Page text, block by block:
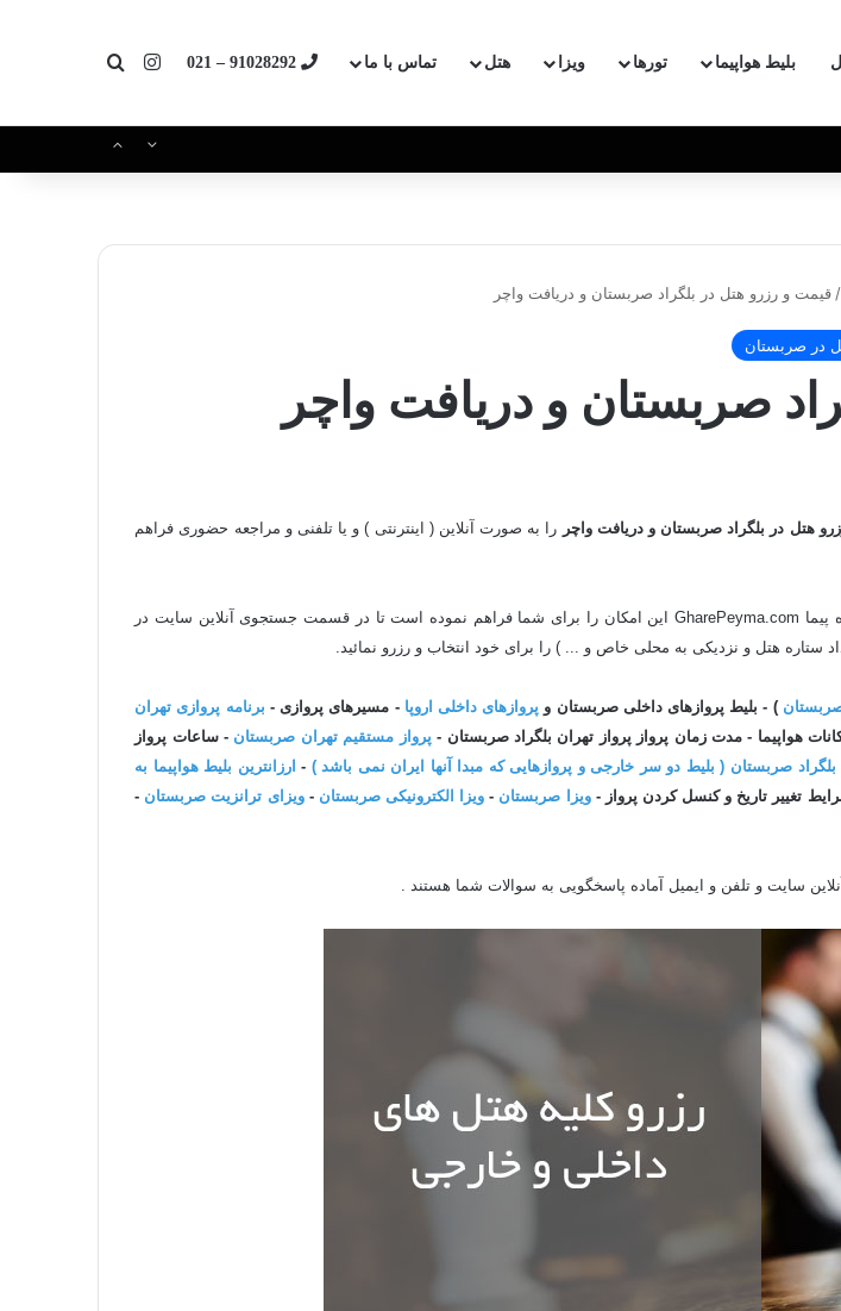
بلیط هواپیما تورها ویزا هتل تماس با ما 91028292 – 021 اینستاگرامجستجو برای
/ قیمت و رزرو هتل در بلگراد صربستان و دریافت واچر
در صربستان
صربستان و دریافت واچر
هتل در بلگراد صربستان و دریافت واچر را به صورت آنلاین ( اینترنتی ) و یا تلفنی و مراجعه حضوری فراهم
در تاریخ های مختلف متفاوت است لذا قاره پیما GharePeyma.com این امکان را برای شما فراهم نموده است تا در قسمت جستجوی آنلاین سایت در
ستاره هتل و نزدیکی به محلی خاص و ... ) را برای خود انتخاب و رزرو نمائید.
) - بلیط پروازهای داخلی صربستان و پروازهای داخلی اروپا - مسیرهای پروازی - برنامه پروازی تهران
هواپیما - مدت زمان پرواز پرواز تهران بلگراد صربستان - پرواز مستقیم تهران صربستان - ساعات پرواز
- ارزانترین بلیط هواپیما به
تغییر تاریخ و کنسل کردن پرواز -ویزا صربستان - ویزا الکترونیکی صربستان -ویزای ترانزیت صربستان -